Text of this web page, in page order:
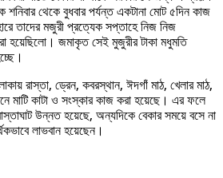
থেকে বুধবার পর্যন্ত একটানা মোট ৫দিন কাজ
তাদের মজুরী প্রত্যেক সপ্তাহে নিজ নিজ
হয়েছিলো। জমাকৃত সেই মুজুরীর টাকা মধুমতি
রাস্তা, ড্রেন, কবরস্থান, ঈদগাঁ মাঠ, খেলার মাঠ,
মাটি কাটা ও সংস্কার কাজ করা হয়েছে। এর ফলে
উন্নত হয়েছে, অন্যদিকে বেকার সময়ে বসে না
লাভবান হয়েছেন।